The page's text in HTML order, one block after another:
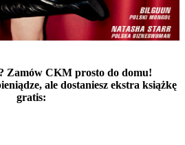
Zamów CKM prosto do domu!
ale dostaniesz ekstra książkę
gratis: